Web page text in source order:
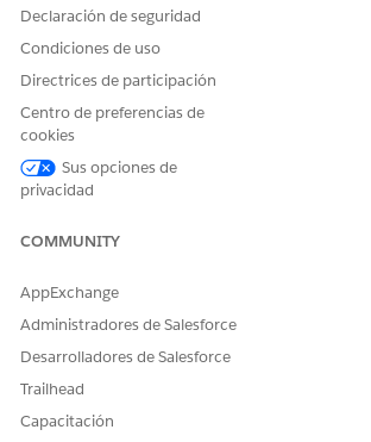
ActiveGuardar evaluaciones MCG
¿RESOLVIÓ ESTE ARTÍCULO SU
Declaración de seguridad
Condiciones de uso
Directrices de participación
Centro de preferencias de
cookies
Sus opciones de
privacidad
COMMUNITY
AppExchange
Administradores de Salesforce
Desarrolladores de Salesforce
Trailhead
Capacitación